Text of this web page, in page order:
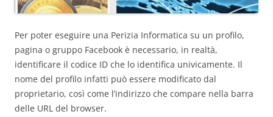
Per poter eseguire una Perizia Informatica su un profilo,
pagina o gruppo Facebook è necessario, in realtà,
identificare il codice ID che lo identifica univicamente. Il
nome del profilo infatti può essere modificato dal
proprietario, così come l’indirizzo che compare nella barra
delle URL del browser.